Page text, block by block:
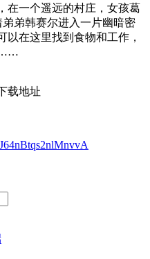
一个遥远的村庄，女孩葛
弟韩赛尔进入一片幽暗密
以在这里找到食物和工作，
……
载地址